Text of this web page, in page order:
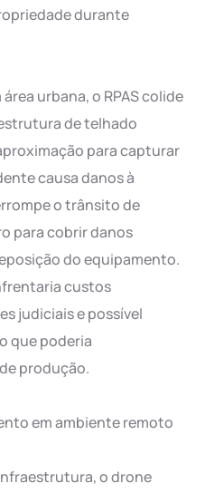
durante
urbana, o RPAS colide
de telhado
para capturar
causa danos à
o trânsito de
para cobrir danos
do equipamento.
custos
judiciais e possível
que poderia
produção.
em ambiente remoto
o drone